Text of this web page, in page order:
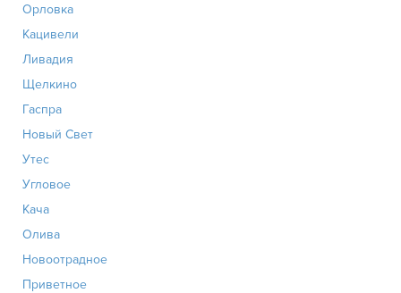
Орловка
Кацивели
Ливадия
Щелкино
Гаспра
Новый Свет
Утес
Угловое
Кача
Олива
Новоотрадное
Приветное